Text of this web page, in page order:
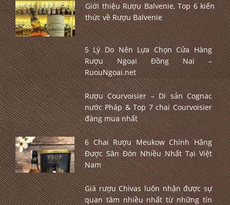
Giới thiệu Rượu Balvenie, Top 6 kiến
thức về Rượu Balvenie
5 Lý Do Nên Lựa Chọn Cửa Hàng
Rượu Ngoại Đồng Nai –
RuouNgoai.net
Rượu Courvoisier – Di sản Cognac
nước Pháp & Top 7 chai Courvoisier
đáng mua nhất
6 Chai Rượu Meukow Chính Hãng
Được Săn Đón Nhiều Nhất Tại Việt
Nam
Giá rượu Chivas luôn nhận được sự
quan tâm nhiều nhất từ những tín